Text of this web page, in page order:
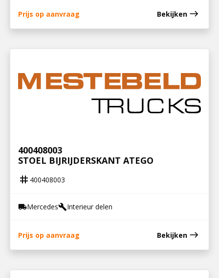
Prijs op aanvraag Bekijken east
400408003
STOEL BIJRIJDERSKANT ATEGO
tag 400408003
local_shippingMercedesbuildInterieur delen
Prijs op aanvraag Bekijken east